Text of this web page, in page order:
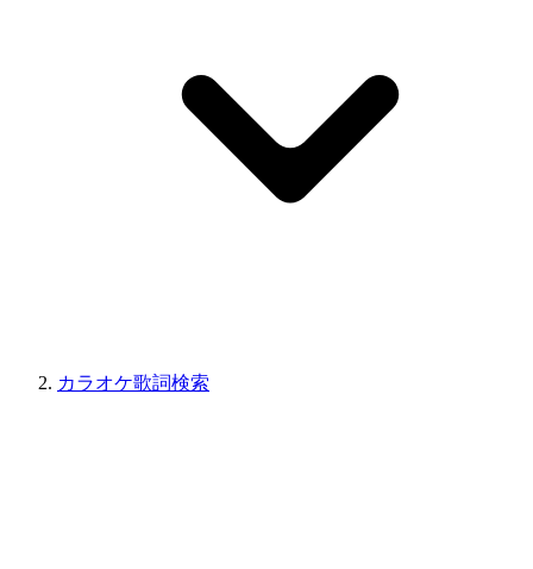
カラオケ歌詞検索